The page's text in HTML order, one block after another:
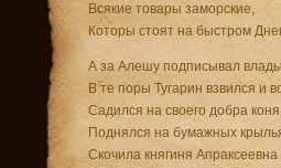
Всякие товары заморские,
Которы стоят на быстром
А за Алешу подписывал
В те поры Тугарин взвился и
Садился на своего добра
Поднялся на бумажных
Скочила княгиня